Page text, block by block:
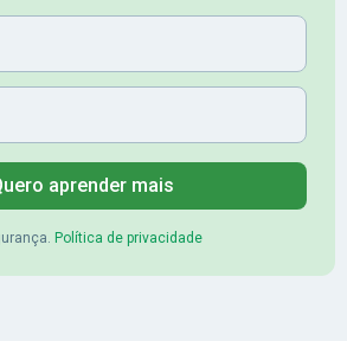
aprender mais
Política de privacidade